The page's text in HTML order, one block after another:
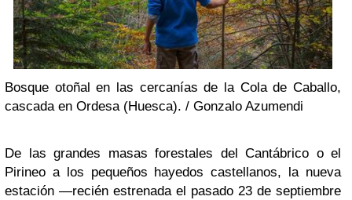
Bosque otoñal en las cercanías de la Cola de Caballo,
cascada en Ordesa (Huesca). / Gonzalo Azumendi
De las grandes masas forestales del Cantábrico o el
Pirineo a los pequeños hayedos castellanos, la nueva
estación —recién estrenada el pasado 23 de septiembre